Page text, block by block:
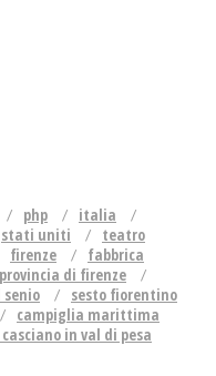
php
italia
stati uniti
teatro
firenze
fabbrica
provincia di firenze
senio
sesto fiorentino
campiglia marittima
in val di pesa